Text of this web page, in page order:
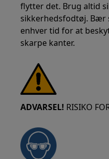
flytter det. Brug altid
sikkerhedsfodtøj. Bær
enhver tid for at
skarpe kanter.
ADVARSEL! RISIKO